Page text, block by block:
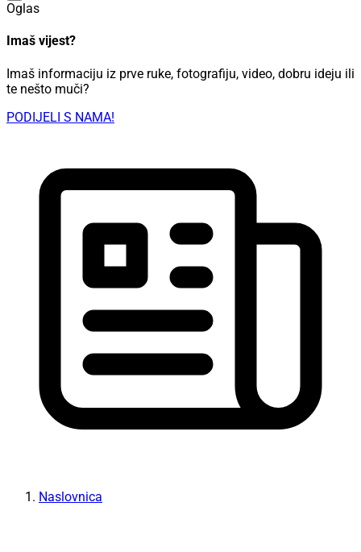
Oglas
Imaš vijest?
Imaš informaciju iz prve ruke, fotografiju, video, dobru ideju ili
te nešto muči?
PODIJELI S NAMA!
Naslovnica